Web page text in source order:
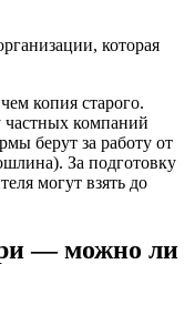
которая
копия старого.
частных компаний
берут за работу от
За подготовку
могут взять до
— можно ли